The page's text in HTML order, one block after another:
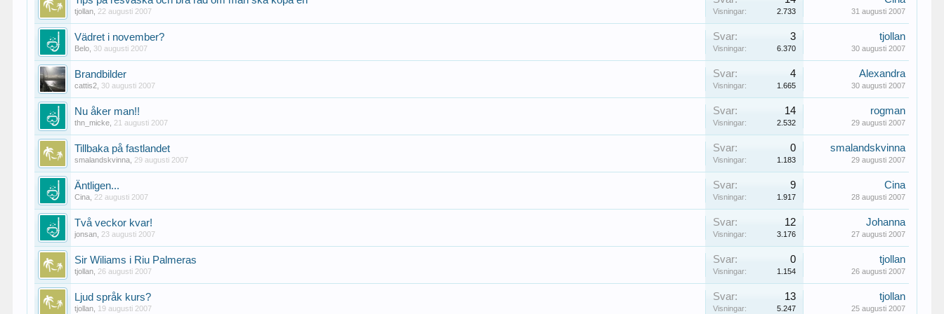
tjollan 22 augusti 2007 Visningar: 2.733 31 augusti 2007
Vädret i november?
Belo 30 augusti 2007
Svar: 3
Visningar: 6.370
tjollan
30 augusti 2007
Brandbilder
cattis2 30 augusti 2007
Svar: 4
Visningar: 1.665
Alexandra
30 augusti 2007
Nu åker man!!
thn_micke 21 augusti 2007
Svar: 14
Visningar: 2.532
rogman
29 augusti 2007
Tillbaka på fastlandet
smalandskvinna 29 augusti 2007
Svar: 0
Visningar: 1.183
smalandskvinna
29 augusti 2007
Äntligen...
Cina 22 augusti 2007
Svar: 9
Visningar: 1.917
Cina
28 augusti 2007
Två veckor kvar!
jonsan 23 augusti 2007
Svar: 12
Visningar: 3.176
Johanna
27 augusti 2007
Sir Wiliams i Riu Palmeras
tjollan 26 augusti 2007
Svar: 0
Visningar: 1.154
tjollan
26 augusti 2007
Ljud språk kurs?
tjollan 19 augusti 2007
Svar: 13
Visningar: 5.247
tjollan
25 augusti 2007